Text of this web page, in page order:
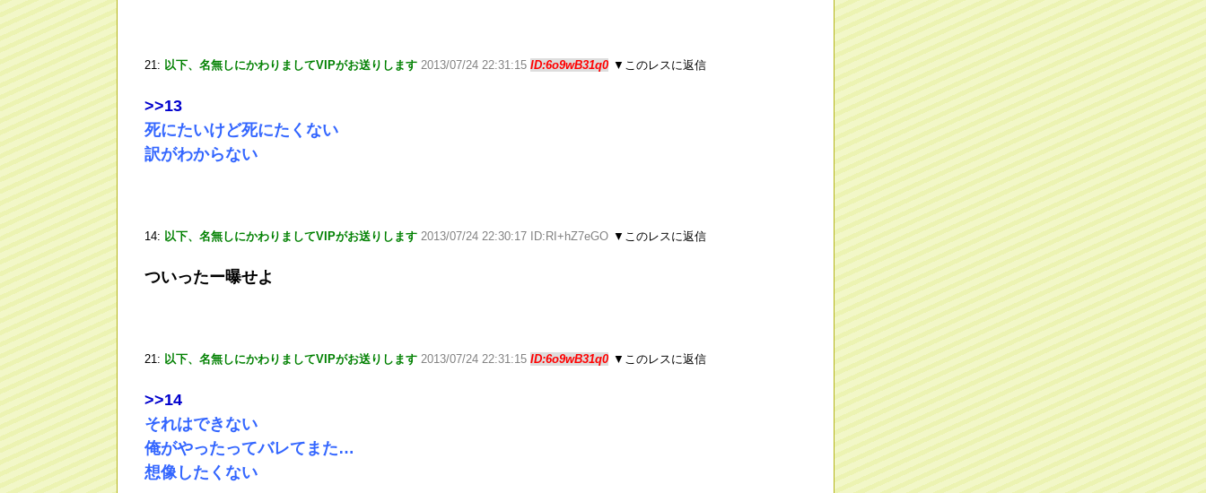
21: 以下、名無しにかわりましてVIPがお送りします 2013/07/24 22:31:15 ID:6o9wB31q0 ▼このレスに返信
>>13
死にたいけど死にたくない
訳がわからない
14: 以下、名無しにかわりましてVIPがお送りします 2013/07/24 22:30:17 ID:RI+hZ7eGO ▼このレスに返信
ついったー曝せよ
21: 以下、名無しにかわりましてVIPがお送りします 2013/07/24 22:31:15 ID:6o9wB31q0 ▼このレスに返信
>>14
それはできない
俺がやったってバレてまた…
想像したくない